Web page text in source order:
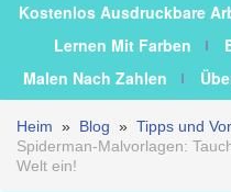
Kostenlos Ausdruckbare
Lernen Mit Farben
Malen Nach Zahlen
Heim » Blog » Tipps und
Spiderman-Malvorlagen:
Welt ein!